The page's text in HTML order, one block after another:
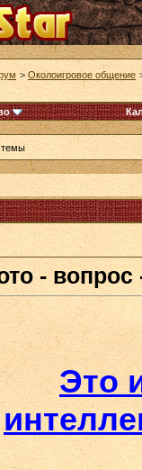
> Околоигровое общение
темы
- вопрос
Это